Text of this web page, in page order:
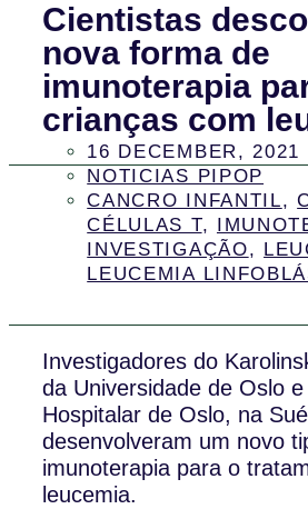
Cientistas
nova forma de
imunoterapia
crianças com
16 DECEMBER, 2021
NOTICIAS PIPOP
CANCRO INFANTIL,
CÉLULAS T,
INVESTIGAÇÃO,
LEUCEMIA
Investigadores do
da Universidade de Oslo
Hospitalar de Oslo, na
desenvolveram um novo
imunoterapia para o
leucemia.